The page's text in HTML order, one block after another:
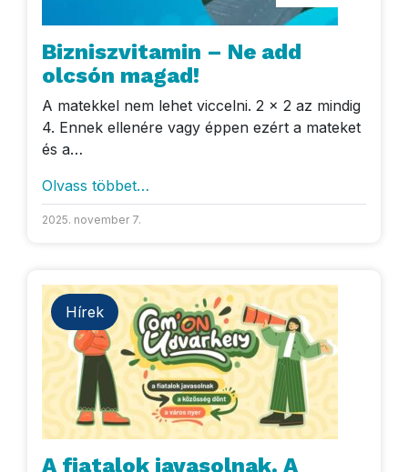
Bizniszvitamin – Ne add
olcsón magad!
A matekkel nem lehet viccelni. 2 x 2 az mindig
4. Ennek ellenére vagy éppen ezért a mateket
és a…
Olvass többet…
2025. november 7.
Hírek
A fiatalok javasolnak. A